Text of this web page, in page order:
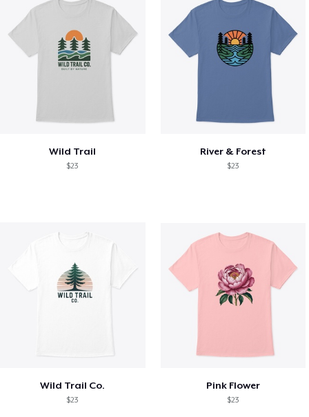
Wild Trail
$23
River & Forest
$23
Wild Trail Co.
$23
Pink Flower
$23